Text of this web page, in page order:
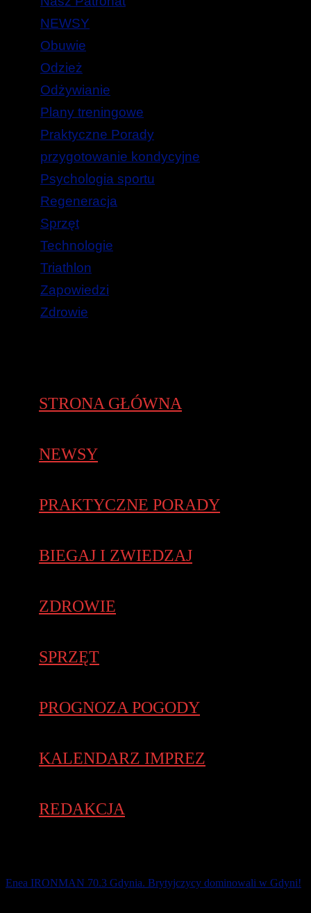
NEWSY
Obuwie
Odzież
Odżywianie
Plany treningowe
Praktyczne Porady
przygotowanie kondycyjne
Psychologia sportu
Regeneracja
Sprzęt
Technologie
Triathlon
Zapowiedzi
Zdrowie
STRONA GŁÓWNA
NEWSY
PRAKTYCZNE PORADY
BIEGAJ I ZWIEDZAJ
ZDROWIE
SPRZĘT
PROGNOZA POGODY
KALENDARZ IMPREZ
REDAKCJA
​Enea IRONMAN 70.3 Gdynia. Brytyjczycy dominowali w Gdyni!